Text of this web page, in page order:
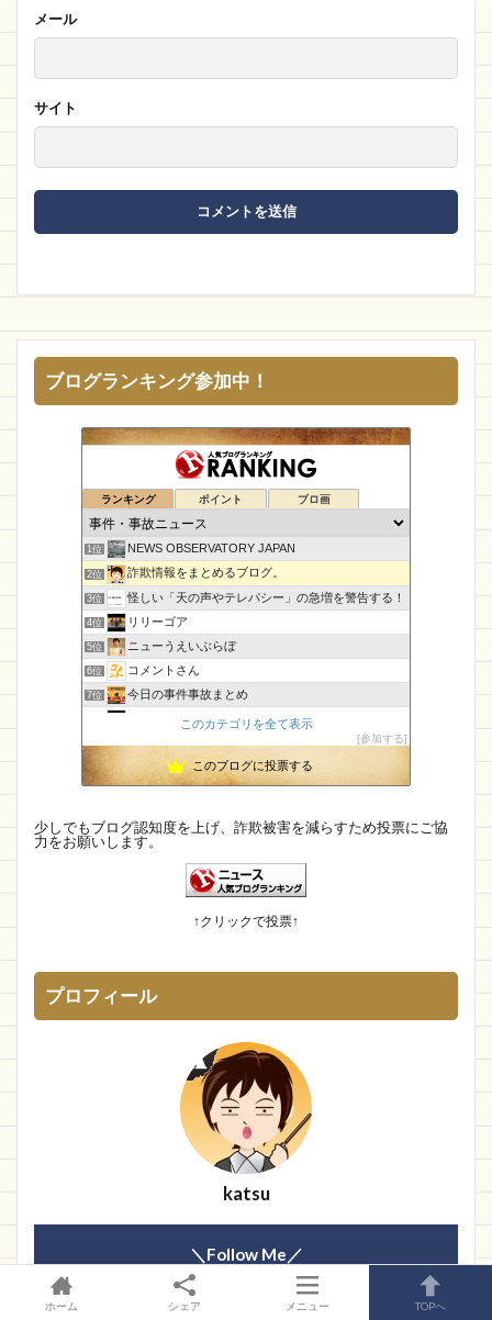
メール
サイト
ブログランキング参加中！
ランキング ポイント ブロ画
1位 NEWS OBSERVATORY JAPAN
2位 詐欺情報をまとめるブログ。
3位 怪しい「天の声やテレパシー」の急増を警告する！
4位 リリーゴア
5位 ニューうえいぶらぼ
6位 コメントさん
7位 今日の事件事故まとめ
CamTalk〜生活情報サイト
9位 執務室
10位 孤島の奇譚
13位 マダムとセニョリータのニュースな杜
幽霊食口さんのメッセージ?
身の回りによくある詐欺について
このカテゴリを全て表示
参加する
このブログに投票する
少しでもブログ認知度を上げ、詐欺被害を減らすため投票にご協
力をお願いします。
↑クリックで投票↑
プロフィール
katsu
＼Follow Me／
ホーム シェア メニュー TOPへ